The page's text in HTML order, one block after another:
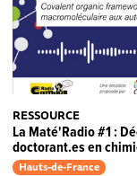
RESSOURCE
La Maté'Radio #1 :
doctorant.es en
Hauts-de-France